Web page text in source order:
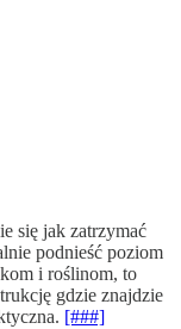
się jak zatrzymać
podnieść poziom
i roślinom, to
gdzie znajdzie
[###]